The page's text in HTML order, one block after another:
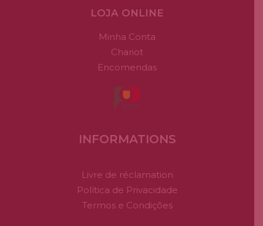
LOJA ONLINE
Minha Conta
Chariot
Encomendas
INFORMATIONS
Livre de réclamation
Política de Privacidade
Termos e Condições